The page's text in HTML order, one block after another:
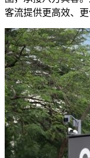
客流提供更高效、